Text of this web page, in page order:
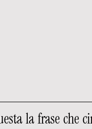
la frase che